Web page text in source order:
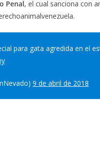
Penal, el cual sanciona con
para gata agredida en el
9 de abril de 2018